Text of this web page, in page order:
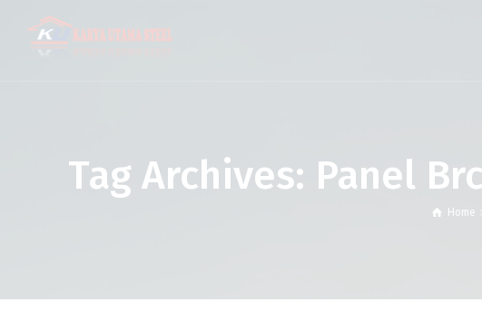
Tag Archives: Panel
Home